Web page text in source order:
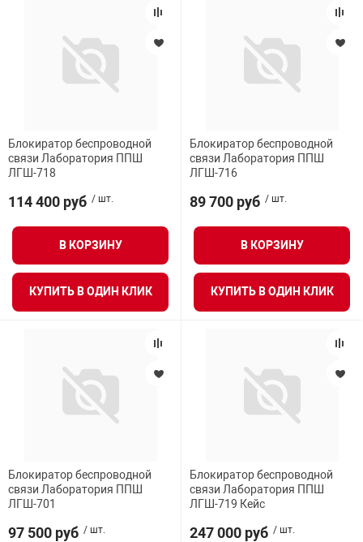
Блокиратор беспроводной
связи Лаборатория ППШ
ЛГШ-718
114 400 руб / шт.
В КОРЗИНУ
КУПИТЬ В ОДИН КЛИК
Блокиратор беспроводной
связи Лаборатория ППШ
ЛГШ-716
89 700 руб / шт.
В КОРЗИНУ
КУПИТЬ В ОДИН КЛИК
Блокиратор беспроводной
связи Лаборатория ППШ
ЛГШ-701
97 500 руб / шт.
Блокиратор беспроводной
связи Лаборатория ППШ
ЛГШ-719 Кейс
247 000 руб / шт.